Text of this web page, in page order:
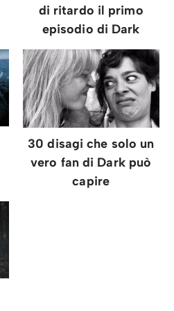
di ritardo il primo
episodio di Dark
30 disagi che solo un
vero fan di Dark può
capire